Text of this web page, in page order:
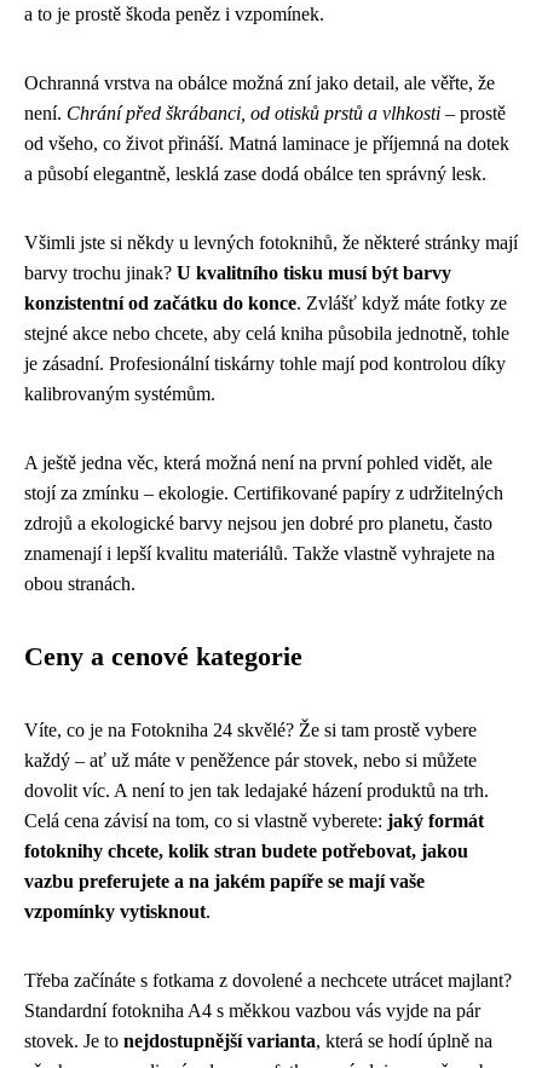
a to je prostě škoda peněz i vzpomínek.
Ochranná vrstva na obálce možná zní jako detail, ale věřte, že
není. Chrání před škrábanci, od otisků prstů a vlhkosti – prostě
od všeho, co život přináší. Matná laminace je příjemná na dotek
a působí elegantně, lesklá zase dodá obálce ten správný lesk.
Všimli jste si někdy u levných fotoknihů, že některé stránky mají
barvy trochu jinak? U kvalitního tisku musí být barvy
konzistentní od začátku do konce. Zvlášť když máte fotky ze
stejné akce nebo chcete, aby celá kniha působila jednotně, tohle
je zásadní. Profesionální tiskárny tohle mají pod kontrolou díky
kalibrovaným systémům.
A ještě jedna věc, která možná není na první pohled vidět, ale
stojí za zmínku – ekologie. Certifikované papíry z udržitelných
zdrojů a ekologické barvy nejsou jen dobré pro planetu, často
znamenají i lepší kvalitu materiálů. Takže vlastně vyhrajete na
obou stranách.
Ceny a cenové kategorie
Víte, co je na Fotokniha 24 skvělé? Že si tam prostě vybere
každý – ať už máte v peněžence pár stovek, nebo si můžete
dovolit víc. A není to jen tak ledajaké házení produktů na trh.
Celá cena závisí na tom, co si vlastně vyberete: jaký formát
fotoknihy chcete, kolik stran budete potřebovat, jakou
vazbu preferujete a na jakém papíře se mají vaše
vzpomínky vytisknout.
Třeba začínáte s fotkama z dovolené a nechcete utrácet majlant?
Standardní fotokniha A4 s měkkou vazbou vás vyjde na pár
stovek. Je to nejdostupnější varianta, která se hodí úplně na